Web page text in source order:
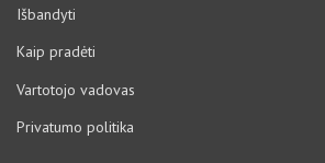
Išbandyti
Kaip pradėti
Vartotojo vadovas
Privatumo politika